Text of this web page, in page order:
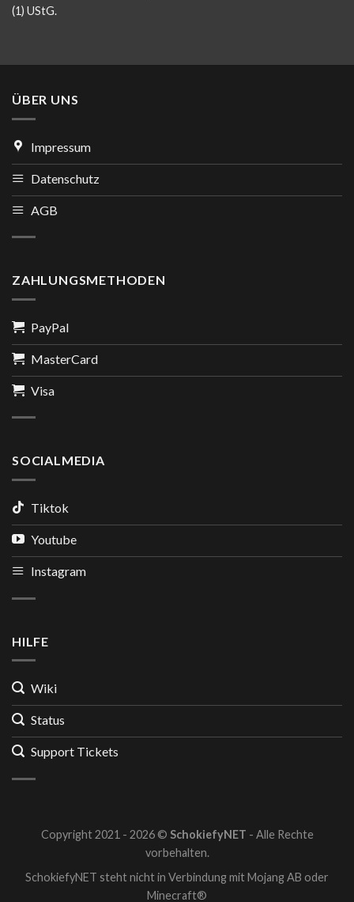
(1) UStG.
ÜBER UNS
Impressum
Datenschutz
AGB
ZAHLUNGSMETHODEN
PayPal
MasterCard
Visa
SOCIALMEDIA
Tiktok
Youtube
Instagram
HILFE
Wiki
Status
Support Tickets
Copyright 2021 - 2026 © SchokiefyNET - Alle Rechte
vorbehalten.
SchokiefyNET steht nicht in Verbindung mit Mojang AB oder
Minecraft®